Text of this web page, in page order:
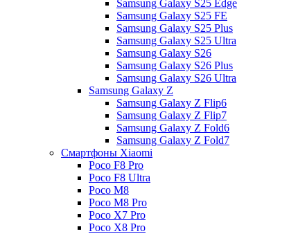
Samsung Galaxy S25 Edge
Samsung Galaxy S25 FE
Samsung Galaxy S25 Plus
Samsung Galaxy S25 Ultra
Samsung Galaxy S26
Samsung Galaxy S26 Plus
Samsung Galaxy S26 Ultra
Samsung Galaxy Z
Samsung Galaxy Z Flip6
Samsung Galaxy Z Flip7
Samsung Galaxy Z Fold6
Samsung Galaxy Z Fold7
Смартфоны Xiaomi
Poco F8 Pro
Poco F8 Ultra
Poco M8
Poco M8 Pro
Poco X7 Pro
Poco X8 Pro